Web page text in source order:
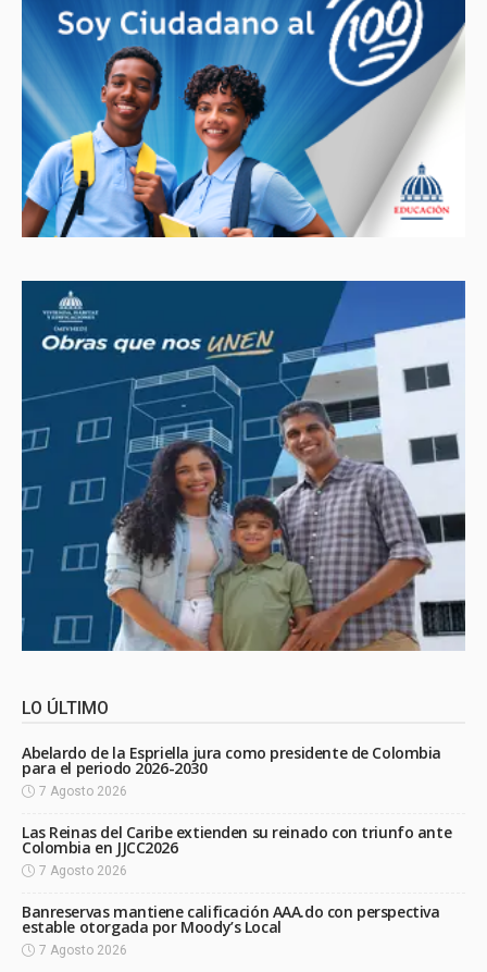
LO ÚLTIMO
Abelardo de la Espriella jura como presidente de Colombia
para el periodo 2026-2030
7 Agosto 2026
Las Reinas del Caribe extienden su reinado con triunfo ante
Colombia en JJCC2026
7 Agosto 2026
Banreservas mantiene calificación AAA.do con perspectiva
estable otorgada por Moody’s Local
7 Agosto 2026